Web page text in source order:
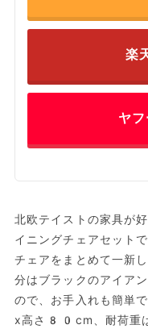
楽
ヤ
北欧テイストの家具が
イニングチェアセット
チェアをまとめて一新
分はブラックのアイア
ので、お手入れも簡
x高さ80cm、耐荷重